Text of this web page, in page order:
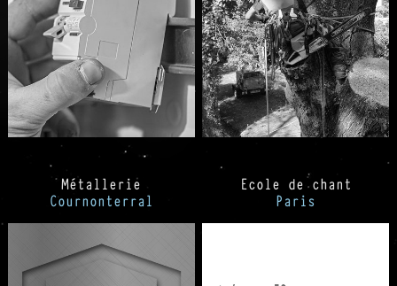
Métallerie
Cournonterral
Ecole de chant
Paris